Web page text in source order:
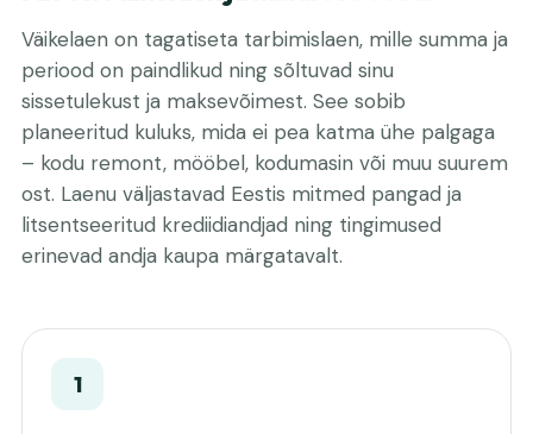
Väikelaen on tagatiseta tarbimislaen, mille summa ja
periood on paindlikud ning sõltuvad sinu
sissetulekust ja maksevõimest. See sobib
planeeritud kuluks, mida ei pea katma ühe palgaga
– kodu remont, mööbel, kodumasin või muu suurem
ost. Laenu väljastavad Eestis mitmed pangad ja
litsentseeritud krediidiandjad ning tingimused
erinevad andja kaupa märgatavalt.
1